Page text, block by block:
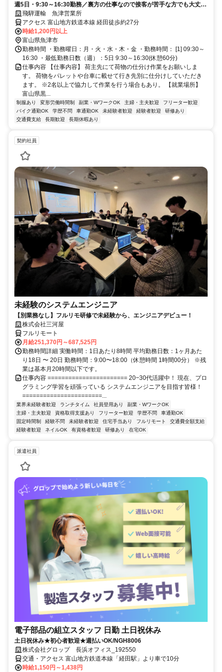
週5日・9:30～16:30勤務／裏方の仕事なので接客が苦手な方でも大丈
夫！飛騨運輸 魚津営業所
アクセス 富山地方鉄道本線 経田徒歩約27分
時給1,200円以上
富山県魚津市
勤務時間 ・勤務曜日：月・火・水・木・金 ・勤務時間： [1] 09:30～
16:30 ・最低勤務日数（週）：5日 9:30～16:30(休憩60分)
仕事内容 【仕事内容】 荷主先にて荷物の仕分け作業をお願いしま
す。 荷物をパレットや台車に載せて行き先別に仕分けしていただき
ます。 ※2名以上で協力して作業を行う場合もあり。 【就業場所】
富山県黒...
制服あり 変形労働時間制 副業・WワークOK 主婦・主夫歓迎
フリーター歓迎
バイク通勤OK
学歴不問 車通勤OK 未経験者歓迎 経験者歓迎
研修あり
交通費支給
長期歓迎 長期休暇あり
契約社員
未経験のシステムエンジニア
【別業務なし】フルリモ研修で未経験から、エンジニアデビュー！
株式会社三河屋
フルリモート
月給251,370円～687,525円
勤務時間詳細 実働時間：1日あたり8時間 平均勤務日数：1ヶ月あた
り18日 〜 20日 勤務時間：9:00〜18:00（休憩時間 1時間00分） ※残
業は基本月20時間以下です。
仕事内容 ======================= 20−30代活躍中！ 現在、プロ
グラミング学習を頑張っている システムエンジニアを目指す皆様！
=======================...
業界未経験者歓迎 ランチタイム 社員登用あり
副業・WワークOK
主婦・主夫歓迎
資格取得支援あり フリーター歓迎 学歴不問
車通勤OK
固定時間制
経験不問 未経験者歓迎 住宅手当あり フルリモート
交通費全額支給
経験者歓迎
ネイルOK 有資格者歓迎 研修あり 在宅OK
派遣社員
電子部品の組立スタッフ 日勤 土日祝休み
土日祝休み★初心者歓迎★週払いOK/NGH8006
株式会社グロップ 長浜オフィス_192550
交通・アクセス 富山地方鉄道本線「経田駅」より車で10分
時給1,150円～1,438円